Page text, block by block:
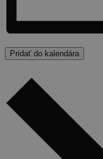
Pridať do kalendára